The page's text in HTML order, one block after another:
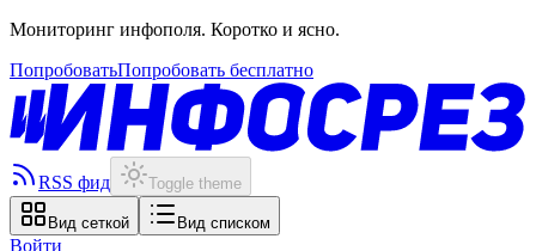
Мониторинг инфополя. Коротко и ясно.
ПопробоватьПопробовать бесплатно
RSS фид Toggle theme
Вид сеткой Вид списком
Войти